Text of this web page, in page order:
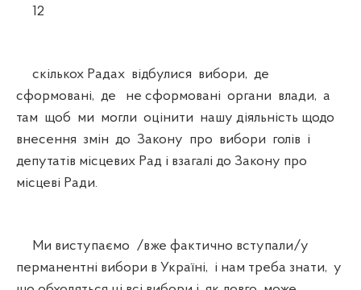
12
скількох Радах відбулися вибори, де
сформовані, де не сформовані органи влади, а
там щоб ми могли оцінити нашу діяльність щодо
внесення змін до Закону про вибори голів і
депутатів місцевих Рад і взагалі до Закону про
місцеві Ради.
Ми виступаємо /вже фактично вступали/у
перманентні вибори в Україні, і нам треба знати, у